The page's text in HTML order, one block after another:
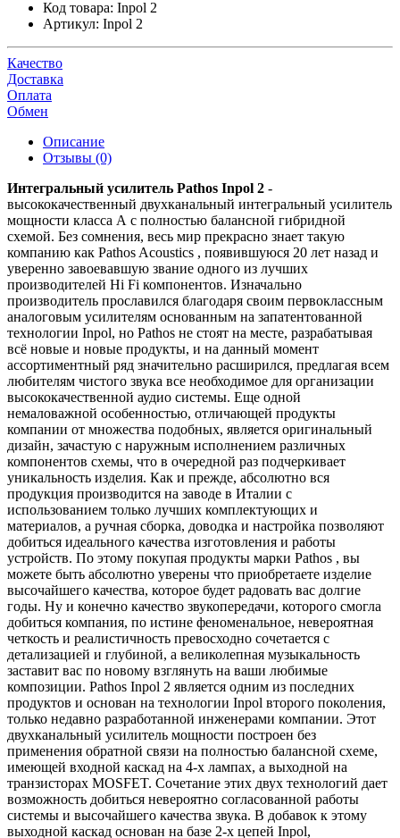
Код товара: Inpol 2
Артикул: Inpol 2
Качество
Доставка
Оплата
Обмен
Описание
Отзывы (0)
Интегральный усилитель Pathos Inpol 2 -
высококачественный двухканальный интегральный усилитель
мощности класса А с полностью балансной гибридной
схемой. Без сомнения, весь мир прекрасно знает такую
компанию как Pathos Acoustics , появившуюся 20 лет назад и
уверенно завоевавшую звание одного из лучших
производителей Hi Fi компонентов. Изначально
производитель прославился благодаря своим первоклассным
аналоговым усилителям основанным на запатентованной
технологии Inpol, но Pathos не стоят на месте, разрабатывая
всё новые и новые продукты, и на данный момент
ассортиментный ряд значительно расширился, предлагая всем
любителям чистого звука все необходимое для организации
высококачественной аудио системы. Еще одной
немаловажной особенностью, отличающей продукты
компании от множества подобных, является оригинальный
дизайн, зачастую с наружным исполнением различных
компонентов схемы, что в очередной раз подчеркивает
уникальность изделия. Как и прежде, абсолютно вся
продукция производится на заводе в Италии с
использованием только лучших комплектующих и
материалов, а ручная сборка, доводка и настройка позволяют
добиться идеального качества изготовления и работы
устройств. По этому покупая продукты марки Pathos , вы
можете быть абсолютно уверены что приобретаете изделие
высочайшего качества, которое будет радовать вас долгие
годы. Ну и конечно качество звукопередачи, которого смогла
добиться компания, по истине феноменальное, невероятная
четкость и реалистичность превосходно сочетается с
детализацией и глубиной, а великолепная музыкальность
заставит вас по новому взглянуть на ваши любимые
композиции. Pathos Inpol 2 является одним из последних
продуктов и основан на технологии Inpol второго поколения,
только недавно разработанной инженерами компании. Этот
двухканальный усилитель мощности построен без
применения обратной связи на полностью балансной схеме,
имеющей входной каскад на 4-х лампах, а выходной на
транзисторах MOSFET. Сочетание этих двух технологий дает
возможность добиться невероятно согласованной работы
системы и высочайшего качества звука. В добавок к этому
выходной каскад основан на базе 2-х цепей Inpol,